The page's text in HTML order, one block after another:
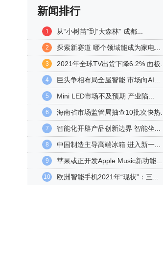
新闻排行
1 从“小树苗”到“大森林” 成都...
2 探索新赛道 哪个领域能成为家电...
3 2021年全球TV出货下降6.2% 面板...
4 巨头争相布局全屋智能 市场向AI...
5 Mini LED市场不及预期 产业陷...
6 海南省市场监管局抽查10批次快热...
7 智能化开辟产品创新边界 智能坐...
8 中国制造主导高端冰箱 进入新一...
9 苹果或正开发Apple Music新功能...
10 欧洲智能手机2021年“现状”：三...